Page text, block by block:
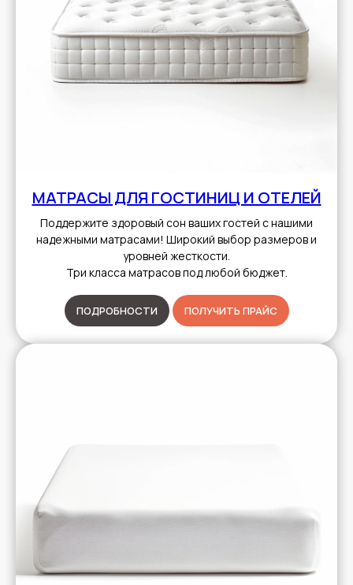
МАТРАСЫ ДЛЯ ГОСТИНИЦ И ОТЕЛЕЙ
Поддержите здоровый сон ваших гостей с нашими
надежными матрасами! Широкий выбор размеров и
уровней жесткости.
Три класса матрасов под любой бюджет.
ПОДРОБНОСТИ ПОЛУЧИТЬ ПРАЙС